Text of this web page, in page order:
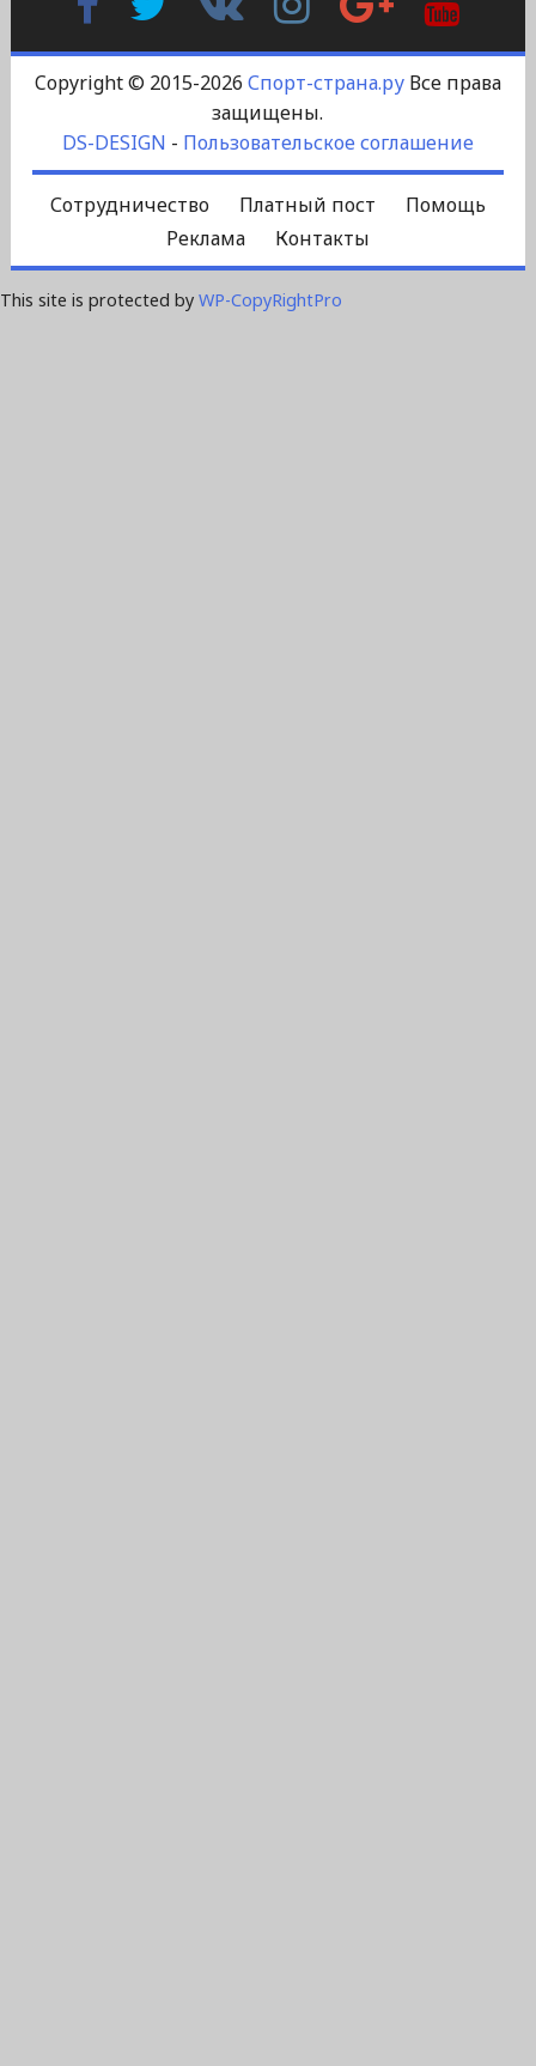
Контакте
Plus
Copyright © 2015-2026 Спорт-страна.руВсе права
защищены.
DS-DESIGN - Пользовательское соглашение
Сотрудничество Платный пост
Помощь
Реклама
Контакты
This site is protected by WP-CopyRightPro